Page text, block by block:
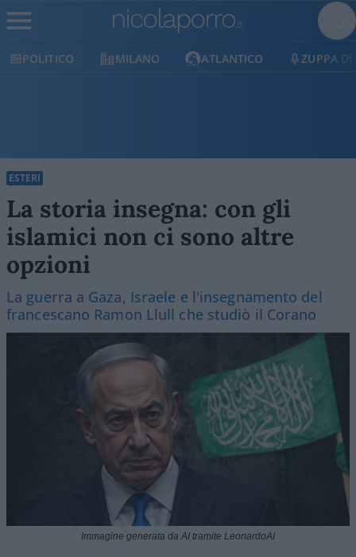
MILANO ATLANTICO ZUPPA DI PORRO
ESTERI
La storia insegna: con gli
islamici non ci sono altre
opzioni
La guerra a Gaza, Israele e l'insegnamento del
francescano Ramon Llull che studiò il Corano
Immagine generata da AI tramite LeonardoAI